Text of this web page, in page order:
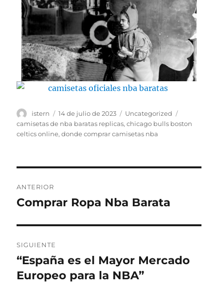
Autor
istern
Publicado
el
14 de julio de 2023 Categorías
Uncategorized
camisetas de nba baratas replicas,chicago bulls boston
celtics online,donde comprar camisetas nba
de
ANTERIOR
Entrada
Comprar Ropa Nba Barata
SIGUIENTE
Entrada
siguiente:
“España es el Mayor Mercado
Europeo para la NBA”